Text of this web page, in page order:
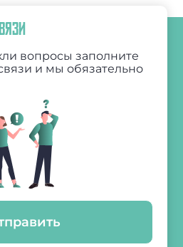
вопросы заполните
и мы обязательно